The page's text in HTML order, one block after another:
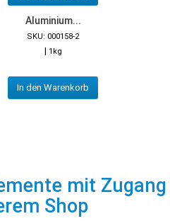
Aluminium...
SKU: 000158-2
| 1kg
In den Warenkorb
mit Zugang
Shop